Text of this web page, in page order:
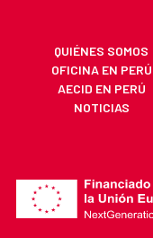
QUIÉNES SOMOS
OFICINA EN PERÚ
AECID EN PERÚ
NOTICIAS